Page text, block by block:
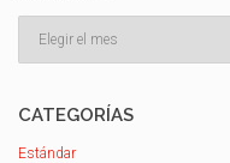
CATEGORÍAS
Estándar